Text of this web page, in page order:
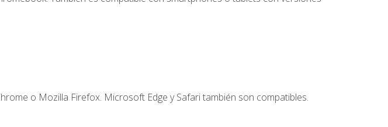
o Mozilla Firefox. Microsoft Edge y Safari también son compatibles.